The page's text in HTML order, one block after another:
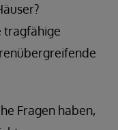
tragfähige
Fragen haben,